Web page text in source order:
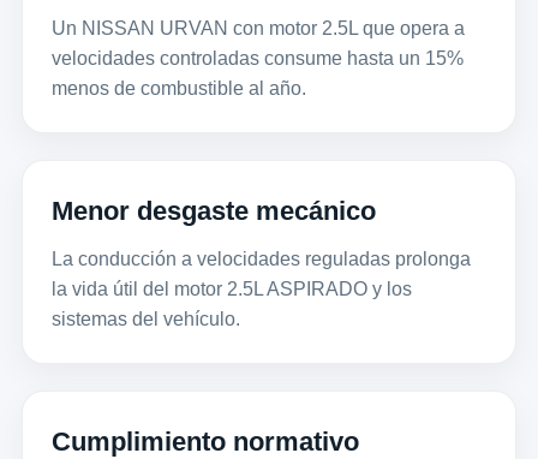
Un NISSAN URVAN con motor 2.5L que opera a
velocidades controladas consume hasta un 15%
menos de combustible al año.
Menor desgaste mecánico
La conducción a velocidades reguladas prolonga
la vida útil del motor 2.5L ASPIRADO y los
sistemas del vehículo.
Cumplimiento normativo